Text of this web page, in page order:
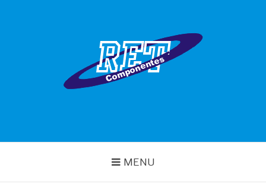
MENU